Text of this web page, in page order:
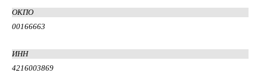
ОКПО
00166663
ИНН
4216003869